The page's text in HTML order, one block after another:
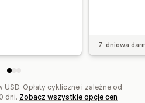
7-dniowa
Opłaty cykliczne i zależne od
dni. Zobacz wszystkie opcje cen